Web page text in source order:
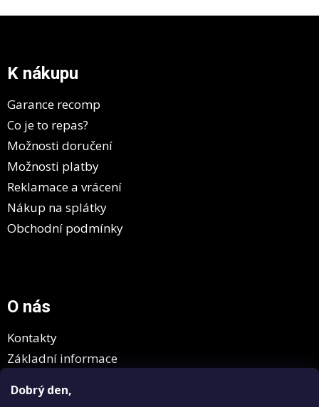
Dobrý den,
K nákupu
Garance recomp
Co je to repas?
Možnosti doručení
Možnosti platby
Reklamace a vrácení
Nákup na splátky
Obchodní podmínky
O nás
Kontakty
Základní informace